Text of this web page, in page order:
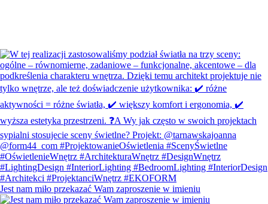
Jest nam miło przekazać Wam zaproszenie w imieniu